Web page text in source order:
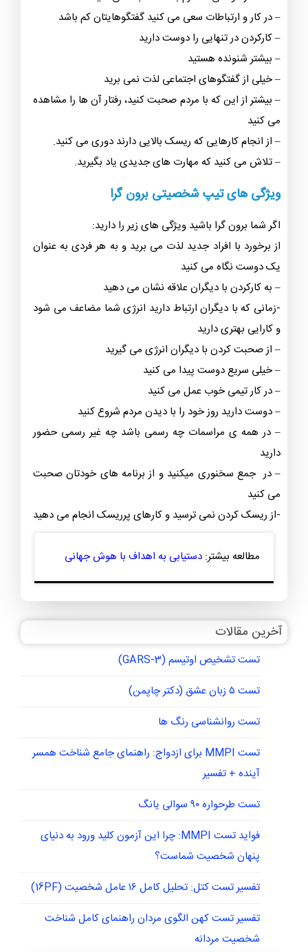
– در کار و ارتباطات سعی می کنید گفتگوهایتان کم باشد
– کارکردن در تنهایی را دوست دارید
– بیشتر شنونده هستید
– خیلی از گفتگوهای اجتماعی لذت نمی برید
– بیشتر از این که با مردم صحبت کنید، رفتار آن ها را مشاهده
می کنید
– از انجام کارهایی که ریسک بالایی دارند دوری می کنید.
– تلاش می کنید که مهارت های جدیدی یاد بگیرید.
ویژگی های تیپ شخصیتی برون گرا
اگر شما برون گرا باشید ویژگی های زیر را دارید:
از برخورد با افراد جدید لذت می برید و به هر فردی به عنوان
یک دوست نگاه می کنید
– به کارکردن با دیگران علاقه نشان می دهید
-زمانی که با دیگران ارتباط دارید انرژی شما مضاعف می شود
و کارایی بهتری دارید
– از صحبت کردن با دیگران انرژی می گیرید
– خیلی سریع دوست پیدا می کنید
– در کار تیمی خوب عمل می کنید
– دوست دارید روز خود را با دیدن مردم شروع کنید
– در همه ی مراسمات چه رسمی باشد چه غیر رسمی حضور
دارید
– در جمع سخنوری میکنید و از برنامه های خودتان صحبت
می کنید
-از ریسک کردن نمی ترسید و کارهای پرریسک انجام می دهید
مطالعه بیشتر: دستیابی به اهداف با هوش جهانی
آخرین مقالات
تست تشخیص اوتیسم (GARS-3)
تست ۵ زبان عشق (دکتر چاپمن)
تست روانشناسی رنگ ها
تست MMPI برای ازدواج: راهنمای جامع شناخت همسر
آینده + تفسیر
تست طرحواره ۹۰ سوالی یانگ
فواید تست MMPI: چرا این آزمون کلید ورود به دنیای
پنهان شخصیت شماست؟
تفسیر تست کتل: تحلیل کامل ۱۶ عامل شخصیت (16PF)
تفسیر تست کهن الگوی مردان راهنمای کامل شناخت
شخصیت مردانه